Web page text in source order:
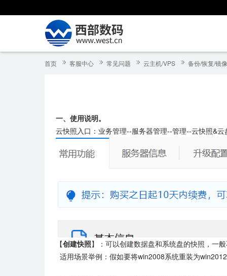
首页 客服中心 常见问题 云主机/VPS 备份/恢复/镜像
一、使用说明。
云快照入口：业务管理--服务器管理--管理--云快照&
【创建快照】：可以创建数据盘和系统盘的快照，一
适用场景举例：假如要将win2008系统重装为